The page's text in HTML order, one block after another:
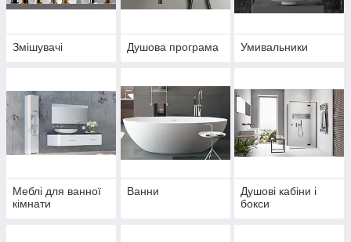
Змішувачі Душова програма Умивальники
Меблі для ванної
кімнати
Ванни
Душові кабіни і
бокси